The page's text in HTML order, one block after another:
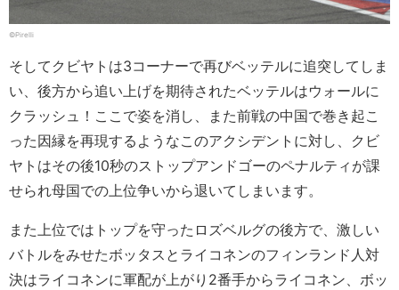
©Pirelli
そしてクビヤトは3コーナーで再びベッテルに追突してしま
い、後方から追い上げを期待されたベッテルはウォールに
クラッシュ！ここで姿を消し、また前戦の中国で巻き起こ
った因縁を再現するようなこのアクシデントに対し、クビ
ヤトはその後10秒のストップアンドゴーのペナルティが課
せられ母国での上位争いから退いてしまいます。
また上位ではトップを守ったロズベルグの後方で、激しい
バトルをみせたボッタスとライコネンのフィンランド人対
決はライコネンに軍配が上がり2番手からライコネン、ボッ